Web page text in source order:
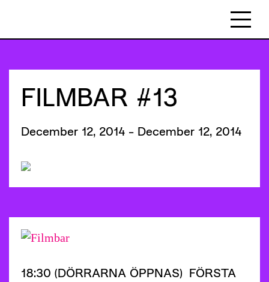
FILMBAR #13
December 12, 2014 - December 12, 2014
18:30 (DÖRRARNA ÖPPNAS) FÖRSTA